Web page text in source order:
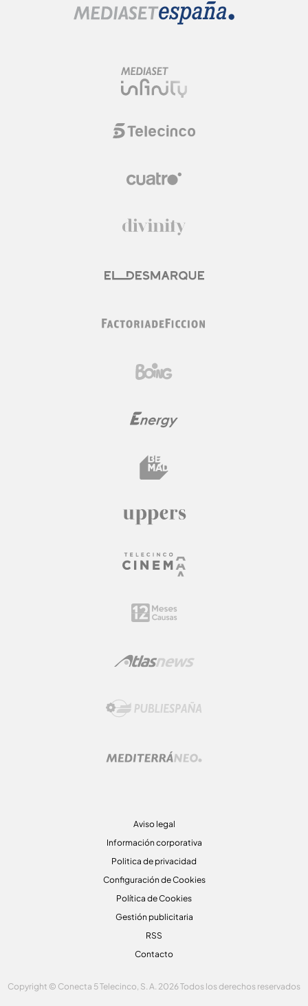
Aviso legal
Información corporativa
Politica de privacidad
Configuración de Cookies
Política de Cookies
Gestión publicitaria
RSS
Contacto
Copyright © Conecta 5 Telecinco, S. A. 2026 Todos los derechos reservados